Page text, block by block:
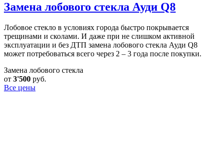
Замена лобового стекла Ауди Q8
Лобовое стекло в условиях города быстро покрывается
трещинами и сколами. И даже при не слишком активной
эксплуатации и без ДТП замена лобового стекла Ауди Q8
может потребоваться всего через 2 – 3 года после покупки.
Замена лобового стекла
от 3'500 руб.
Все цены